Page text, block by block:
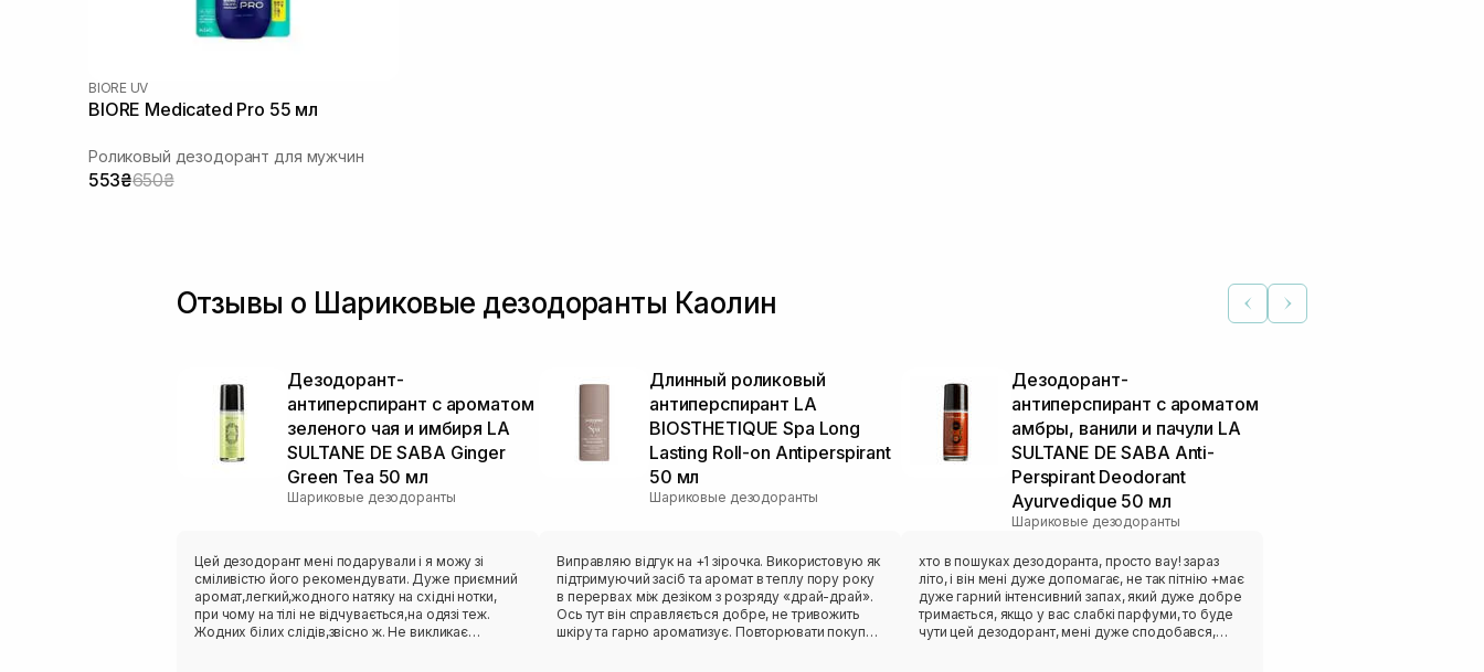
BIORE UV
BIORE Medicated Pro 55 мл
Роликовый дезодорант для мужчин
553₴650₴
Отзывы о Шариковые дезодоранты Каолин
Дезодорант-
антиперспирант с ароматом
зеленого чая и имбиря LA
SULTANE DE SABA Ginger
Green Tea 50 мл
Шариковые дезодоранты
Цей дезодорант мені подарували і я можу зі
сміливістю його рекомендувати. Дуже приємний
аромат,легкий,жодного натяку на східні нотки,
при чому на тілі не відчувається,на одязі теж.
Жодних білих слідів,звісно ж. Не викликає
Длинный роликовый
антиперспирант LA
BIOSTHETIQUE Spa Long
Lasting Roll-on Antiperspirant
50 мл
Шариковые дезодоранты
Виправляю відгук на +1 зірочка. Використовую як
підтримуючий засіб та аромат в теплу пору року
в перервах між дезіком з розряду «драй-драй».
Ось тут він справляється добре, не тривожить
шкіру та гарно ароматизує. Повторювати покупку
Дезодорант-
антиперспирант с ароматом
амбры, ванили и пачули LA
SULTANE DE SABA Anti-
Perspirant Deodorant
Ayurvedique 50 мл
Шариковые дезодоранты
хто в пошуках дезодоранта, просто вау! зараз
літо, і він мені дуже допомагає, не так пітнію +має
дуже гарний інтенсивний запах, який дуже добре
тримається, якщо у вас слабкі парфуми, то буде
чути цей дезодорант, мені дуже сподобався,